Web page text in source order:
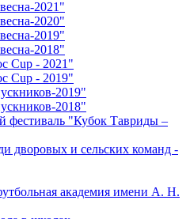
2021"
2020"
2019"
2018"
Cup - 2021"
Cup - 2019"
2019"
2018"
фестиваль "Кубок Тавриды –
дворовых и сельских команд -
академия имени А. Н.